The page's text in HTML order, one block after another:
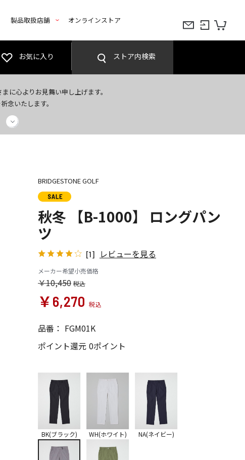
製品取扱店舗 オンラインストア
お気に入り ストア内検索
に心よりお見舞い申し上げます。
念いたします。
BRIDGESTONE GOLF
秋冬 【B-1000】 ロングパン
ツ
[1] レビューを見る
メーカー希望小売価格
￥10,450
￥6,270
品番： FGM01K
ポイント還元 0ポイント
BK(ブラック) WH(ホワイト) NA(ネイビー)